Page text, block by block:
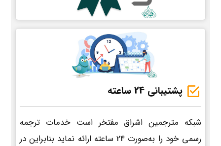
پشتیبانی 24 ساعته
شبکه مترجمین اشراق مفتخر است خدمات ترجمه
رسمی خود را به‌صورت 24 ساعته ارائه نماید بنابراین در